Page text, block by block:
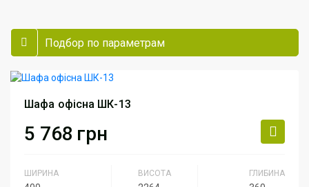
Меблі для офісу
проектування
Подбор по параметрам
Шафа офісна ШК-13
5 768 грн
ШИРИНА ВИСОТА ГЛИБИНА